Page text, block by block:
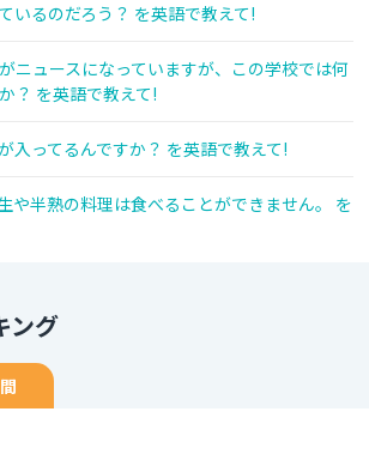
いるのだろう？ を英語で教えて!
ニュースになっていますが、この学校では何
？ を英語で教えて!
入ってるんですか？ を英語で教えて!
や半熟の料理は食べることができません。 を
ング